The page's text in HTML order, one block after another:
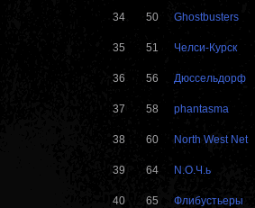
34 50 Ghostbusters
35 51 Челси-Курск
36 56 Дюссельдорф
37 58 phantasma
38 60 North West Net
39 64 N.O.Ч.ь
40 65 Флибустьеры